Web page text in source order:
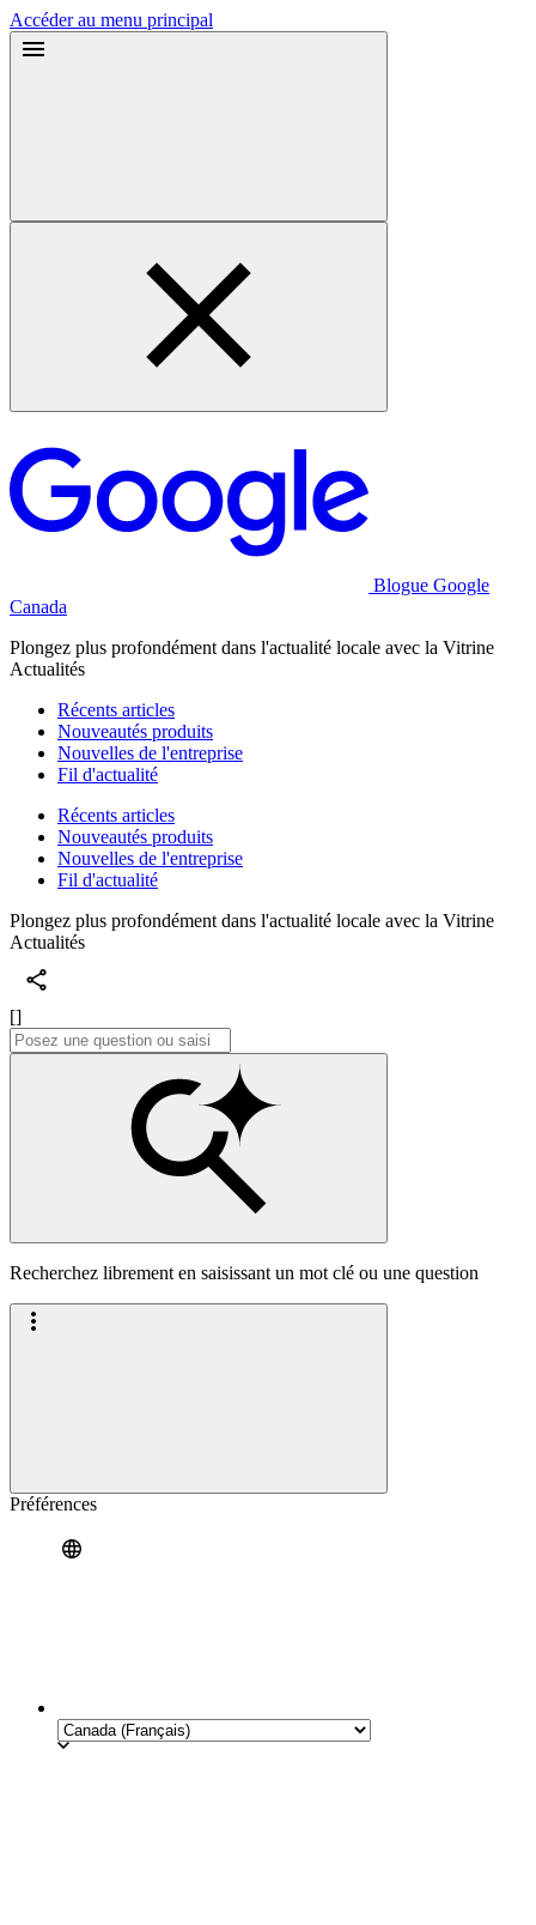
Accéder au menu principal
Blogue Google
Canada
Plongez plus profondément dans l'actualité locale avec la Vitrine
Actualités
Récents articles
Nouveautés produits
Nouvelles de l'entreprise
Fil d'actualité
Récents articles
Nouveautés produits
Nouvelles de l'entreprise
Fil d'actualité
Plongez plus profondément dans l'actualité locale avec la Vitrine
Actualités
[]
Recherchez librement en saisissant un mot clé ou une question
Préférences